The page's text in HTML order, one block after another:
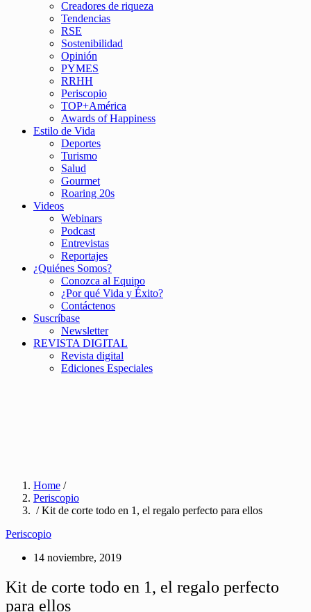
Creadores de riqueza
Tendencias
RSE
Sostenibilidad
Opinión
PYMES
RRHH
Periscopio
TOP+América
Awards of Happiness
Estilo de Vida
Deportes
Turismo
Salud
Gourmet
Roaring 20s
Videos
Webinars
Podcast
Entrevistas
Reportajes
¿Quiénes Somos?
Conozca al Equipo
¿Por qué Vida y Éxito?
Contáctenos
Suscríbase
Newsletter
REVISTA DIGITAL
Revista digital
Ediciones Especiales
Home /
Periscopio
/ Kit de corte todo en 1, el regalo perfecto para ellos
Periscopio
14 noviembre, 2019
Kit de corte todo en 1, el regalo perfecto
para ellos